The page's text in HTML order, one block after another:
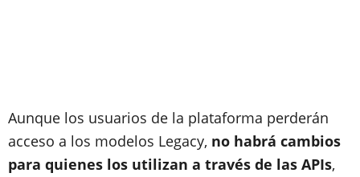
Aunque los usuarios de la plataforma perderán
acceso a los modelos Legacy, no habrá cambios
para quienes los utilizan a través de las APIs,